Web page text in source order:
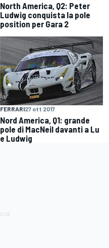
North America, Q2: Peter
Ludwig conquista la pole
position per Gara 2
FERRARI27 ott 2017
Nord America, Q1: grande
pole di MacNeil davanti a Lu
e Ludwig